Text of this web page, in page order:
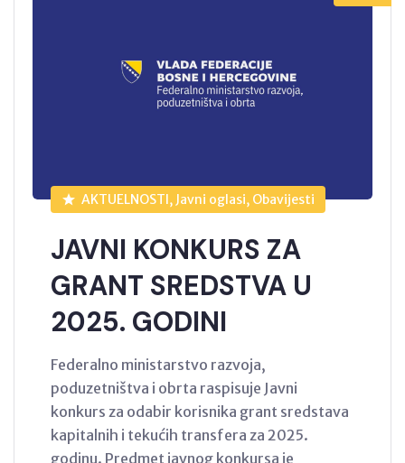
AKTUELNOSTI, Javni oglasi, Obavijesti
JAVNI KONKURS ZA
GRANT SREDSTVA U
2025. GODINI
Federalno ministarstvo razvoja,
poduzetništva i obrta raspisuje Javni
konkurs za odabir korisnika grant sredstava
kapitalnih i tekućih transfera za 2025.
godinu. Predmet javnog konkursa je